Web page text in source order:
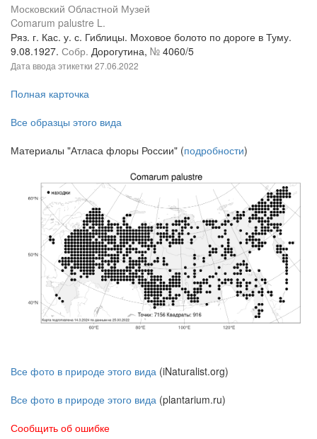
Московский Областной Музей
Comarum palustre L.
Ряз. г. Кас. у. с. Гиблицы. Моховое болото по дороге в Туму.
9.08.1927. Собр. Дорогутина, № 4060/5
Дата ввода этикетки 27.06.2022
Полная карточка
Все образцы этого вида
Материалы "Атласа флоры России" (подробности)
Все фото в природе этого вида (iNaturalist.org)
Все фото в природе этого вида (plantarium.ru)
Сообщить об ошибке